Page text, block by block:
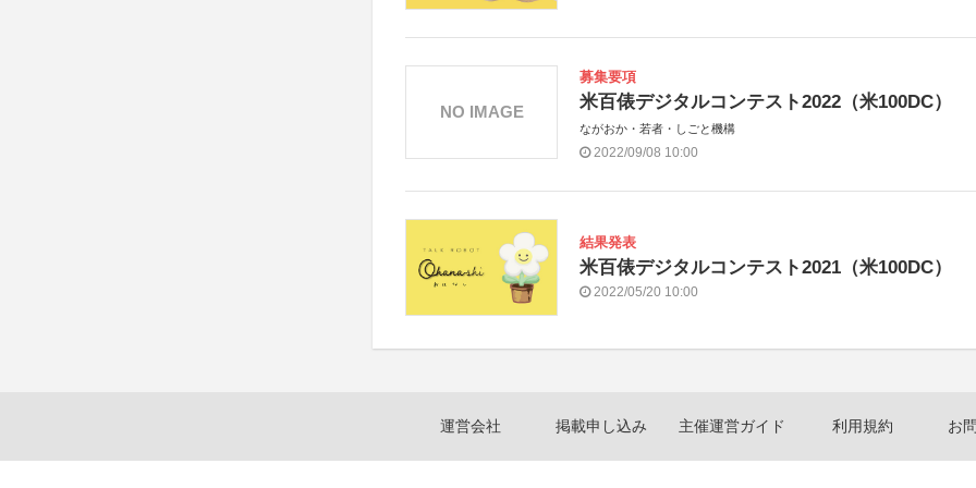
募集要項
米百俵デジタルコンテスト2022（米100DC）
ながおか・若者・しごと機構
2022/09/08 10:00
NO IMAGE
結果発表
米百俵デジタルコンテスト2021（米100DC）
2022/05/20 10:00
運営会社 掲載申し込み 主催運営ガイド 利用規約 お